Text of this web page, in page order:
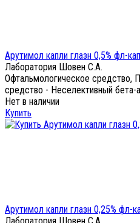
Арутимол капли глазн 0,5% фл-
Лаборатория Шовен С.А.
Офтальмологическое средство,
средство - Неселективный бета-
Нет в наличии
Купить
Арутимол капли глазн 0,25% фл-